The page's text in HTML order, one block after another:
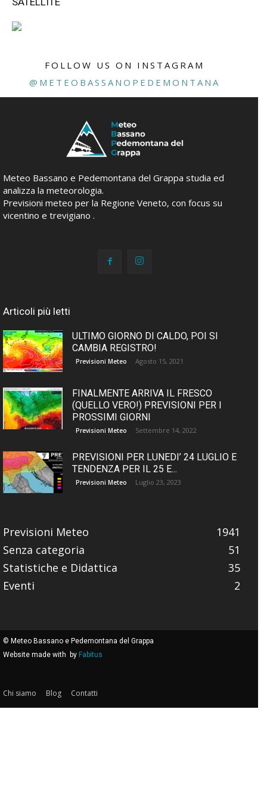
FOLLOW US ON INSTAGRAM
@METEOBASSANOPEDEMONTANA
Meteo Bassano e Pedemontana del Grappa studia ed
analizza la meteorologia.
Previsioni meteo per la Regione Veneto, con focus su
vicentino e trevigiano .
Articoli più letti
ULTIMO GIORNO DI CALDO, POI SI
CAMBIA REGISTRO!
Previsioni Meteo Agosto 15, 2021
FINALMENTE ARRIVA IL FRESCO
(QUELLO VERO!) PREVISIONI PER I
PROSSIMI GIORNI
Previsioni Meteo Settembre 14, 2022
PREVISIONI PER LUNEDI’ 24 LUGLIO E
TENDENZA PER IL 25 E...
Previsioni Meteo Luglio 23, 2023
Previsioni Meteo
1941
Senza categoria
51
Statistiche e Didattica
35
Eventi
2
© Meteo Bassano e Pedemontana del Grappa
Website made with
by Fabitus
Chi siamo Blog Contatti